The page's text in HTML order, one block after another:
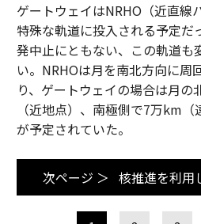
ゲートウェイはNRHO（近直線
特殊な軌道に投入される予定だ
発中止にともない、この軌道も
い。NRHOは月を南北方向に周
り、ゲートウェイの場合は月
（近地点）、南極側で7万km
が予定されていた。
次ページ ＞ 核推進を利用